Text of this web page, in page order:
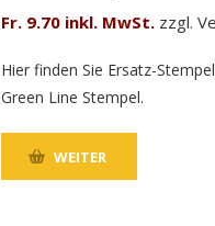
Fr. 9.70 inkl. MwSt. zzgl.
Hier finden Sie Ersatz-
Green Line Stempel.
WEITER